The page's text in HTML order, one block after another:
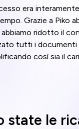
era
Grazie a Piko
ridotto il
tutti i documenti
così sia il
state le